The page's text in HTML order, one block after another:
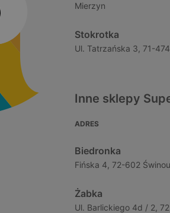
Mierzyn
Stokrotka
Ul. Tatrzańska 3, 71-
Inne sklepy
ADRES
Biedronka
Fińska 4, 72-602
Żabka
Ul. Barlickiego 4d / 2,